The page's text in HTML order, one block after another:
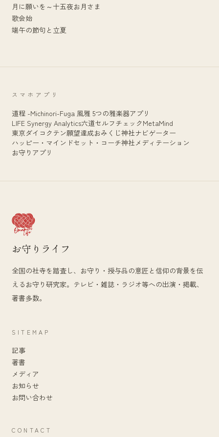
月に願いを～十五夜お月さま
歌会始
端午の節句と立夏
スマホアプリ
道程 -Michinori-Fuga 風雅 5つの雅楽器アプリ
LIFE Synergy Analytics六道セルフチェックMetaMind
東京ダイコクテン願望達成おみくじ神社ナビゲーター
ハッピー・マインドセット・コーチ神社メディテーション
お守りアプリ
お守りライフ
全国の社寺を踏査し、お守り・授与品の意匠と信仰の背景を伝
えるお守り研究家。テレビ・雑誌・ラジオ等への出演・掲載、
著書多数。
SITEMAP
記事
著書
メディア
お知らせ
お問い合わせ
CONTACT